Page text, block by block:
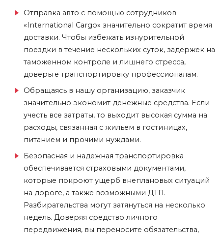
Отправка авто с помощью сотрудников
«International Cargo» значительно сократит время
доставки. Чтобы избежать изнурительной
поездки в течение нескольких суток, задержек на
таможенном контроле и лишнего стресса,
доверьте транспортировку профессионалам.
Обращаясь в нашу организацию, заказчик
значительно экономит денежные средства. Если
учесть все затраты, то выходит высокая сумма на
расходы, связанная с жильем в гостиницах,
питанием и прочими нуждами.
Безопасная и надежная транспортировка
обеспечивается страховыми документами,
которые покроют ущерб внеплановых ситуаций
на дороге, а также возможными ДТП.
Разбирательства могут затянуться на несколько
недель. Доверяя средство личного
передвижения, вы переносите обязательства,